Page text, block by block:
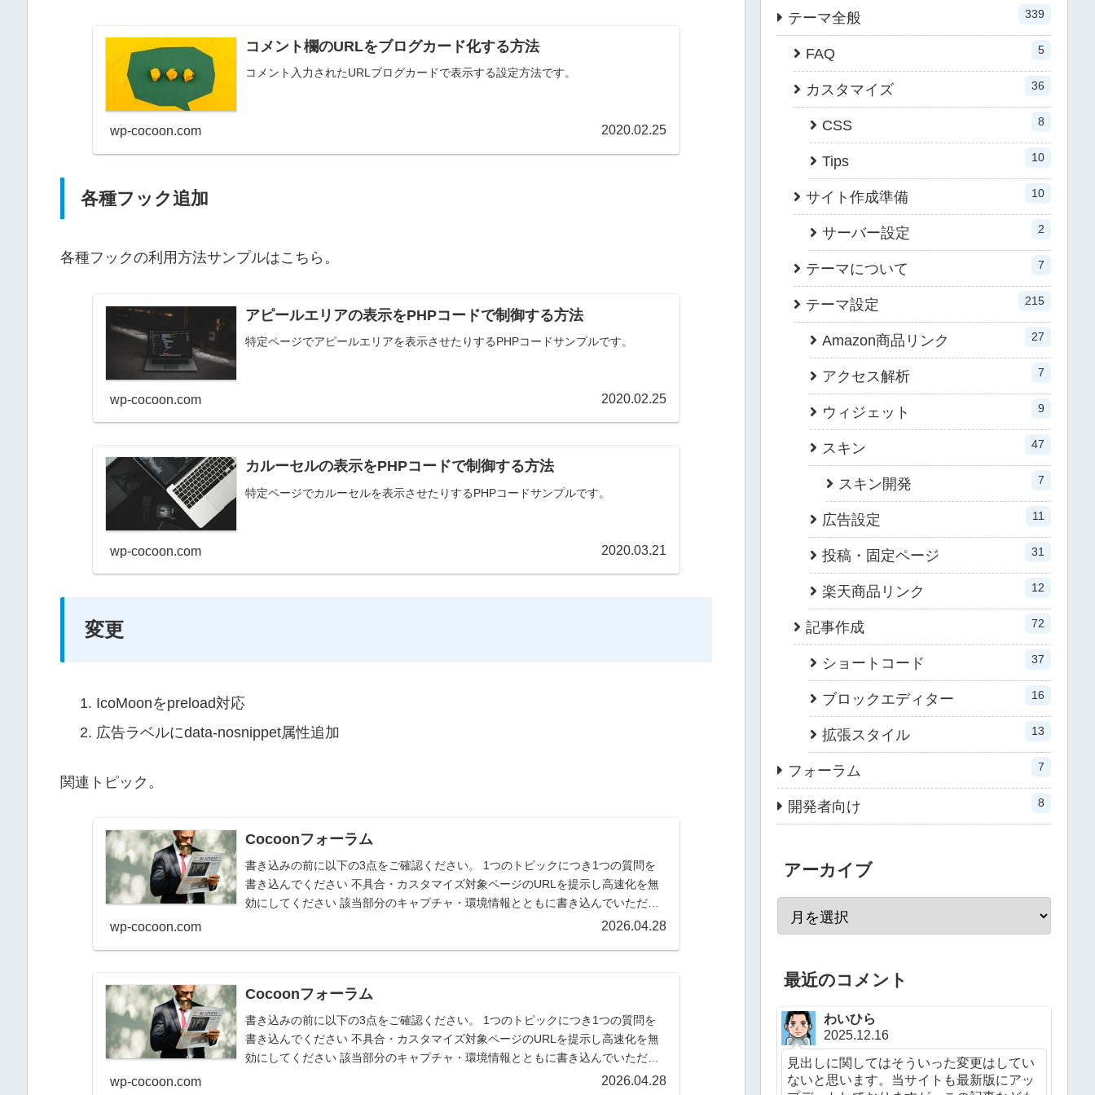
コメント欄のURLをブログカード化する方法
コメント入力されたURLブログカードで表示する設定方法です。
wp-cocoon.com 2020.02.25
各種フック追加
各種フックの利用方法サンプルはこちら。
アピールエリアの表示をPHPコードで制御する方法
特定ページでアピールエリアを表示させたりするPHPコードサンプルです。
wp-cocoon.com 2020.02.25
カルーセルの表示をPHPコードで制御する方法
特定ページでカルーセルを表示させたりするPHPコードサンプルです。
wp-cocoon.com 2020.03.21
変更
IcoMoonをpreload対応
広告ラベルにdata-nosnippet属性追加
関連トピック。
Cocoonフォーラム
書き込みの前に以下の3点をご確認ください。 1つのトピックにつき1つの質問を
書き込んでください 不具合・カスタマイズ対象ページのURLを提示し高速化を無
効にしてください 該当部分のキャプチャ・環境情報とともに書き込んでいただけ
wp-cocoon.com 2026.04.28
Cocoonフォーラム
書き込みの前に以下の3点をご確認ください。 1つのトピックにつき1つの質問を
書き込んでください 不具合・カスタマイズ対象ページのURLを提示し高速化を無
効にしてください 該当部分のキャプチャ・環境情報とともに書き込んでいただけ
wp-cocoon.com 2026.04.28
テーマ全般 339
FAQ 5
カスタマイズ 36
CSS 8
Tips 10
サイト作成準備 10
サーバー設定 2
テーマについて 7
テーマ設定 215
Amazon商品リンク 27
アクセス解析 7
ウィジェット 9
スキン 47
スキン開発 7
広告設定 11
投稿・固定ページ 31
楽天商品リンク 12
記事作成 72
ショートコード 37
ブロックエディター 16
拡張スタイル 13
フォーラム 7
開発者向け 8
アーカイブ
最近のコメント
わいひら
2025.12.16
見出しに関してはそういった変更はしてい
ないと思います。当サイトも最新版にアッ